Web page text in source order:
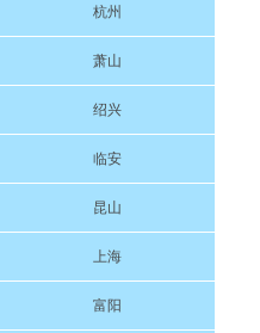
杭州
萧山
绍兴
临安
昆山
上海
富阳